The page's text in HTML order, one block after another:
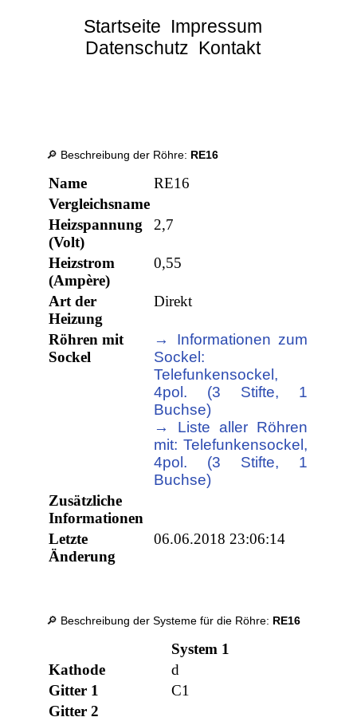
Startseite Impressum
Datenschutz Kontakt
🔎 Beschreibung der Röhre: RE16
Name
RE16
Vergleichsname
Heizspannung
(Volt)
2,7
Heizstrom
(Ampère)
0,55
Art der
Heizung
Direkt
Röhren mit
Sockel
→ Informationen zum
Sockel:
Telefunkensockel,
4pol. (3 Stifte, 1
Buchse)
→ Liste aller Röhren
mit: Telefunkensockel,
4pol. (3 Stifte, 1
Buchse)
Zusätzliche
Informationen
Letzte
Änderung
06.06.2018 23:06:14
🔎 Beschreibung der Systeme für die Röhre: RE16
System 1
Kathode
d
Gitter 1
C1
Gitter 2